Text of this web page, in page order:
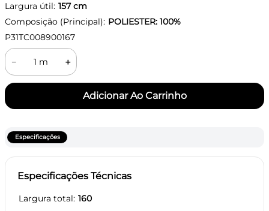
Largura útil: 157cm
Composição (Principal): POLIESTER: 100%
P31TC008900167
＋
－
Especificações
Especificações Técnicas
Largura total 160